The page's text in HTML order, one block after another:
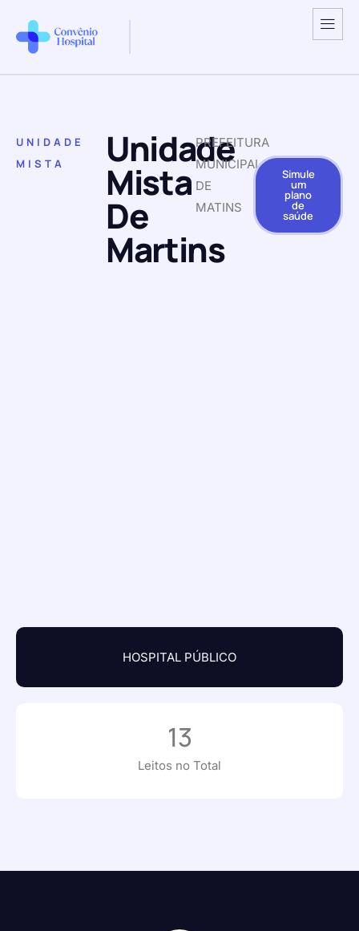
UNIDADE
MISTA
Unidade
Mista
De
Martins
PREFEITURA
MUNICIPAL
DE
MATINS
Simule
um
plano
de
saúde
HOSPITAL PÚBLICO
Leitos no Total
13